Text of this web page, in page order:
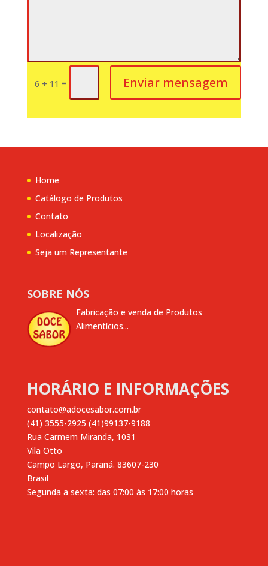
6 + 11 = Enviar mensagem
Home
Catálogo de Produtos
Contato
Localização
Seja um Representante
SOBRE NÓS
Fabricação e venda de Produtos
Alimentícios...
HORÁRIO E INFORMAÇÕES
contato@adocesabor.com.br
(41) 3555-2925 (41)99137-9188
Rua Carmem Miranda, 1031
Vila Otto
Campo Largo, Paraná. 83607-230
Brasil
Segunda a sexta: das 07:00 às 17:00 horas